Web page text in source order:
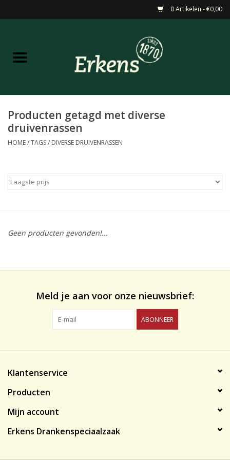
0 Artikelen - €0,00
Home
likeuren&Overig
Producten getagd met diverse
druivenrassen
HOME/TAGS/ DIVERSE DRUIVENRASSEN
Geen producten gevonden!...
Meld je aan voor onze nieuwsbrief:
ABONNEER
Klantenservice
Producten
Mijn account
Erkens Drankenspeciaalzaak